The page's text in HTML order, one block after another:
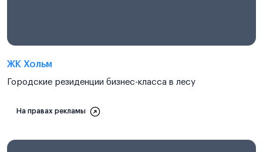
ЖК Хольм
Городские резиденции бизнес-класса в лесу
На правах рекламы